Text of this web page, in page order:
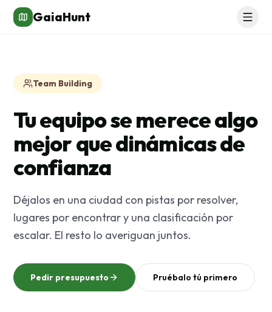
GaiaHunt
Team Building
Tu equipo se merece algo
mejor que dinámicas de
confianza
Déjalos en una ciudad con pistas por resolver,
lugares por encontrar y una clasificación por
escalar. El resto lo averiguan juntos.
Pedir presupuesto Pruébalo tú primero